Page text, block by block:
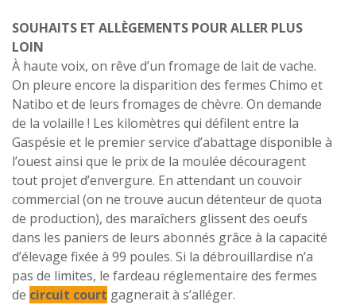
SOUHAITS ET ALLÈGEMENTS POUR ALLER PLUS
LOIN
À haute voix, on rêve d’un fromage de lait de vache.
On pleure encore la disparition des fermes Chimo et
Natibo et de leurs fromages de chèvre. On demande
de la volaille ! Les kilomètres qui défilent entre la
Gaspésie et le premier service d’abattage disponible à
l’ouest ainsi que le prix de la moulée découragent
tout projet d’envergure. En attendant un couvoir
commercial (on ne trouve aucun détenteur de quota
de production), des maraîchers glissent des oeufs
dans les paniers de leurs abonnés grâce à la capacité
d’élevage fixée à 99 poules. Si la débrouillardise n’a
pas de limites, le fardeau réglementaire des fermes
de circuit court gagnerait à s’alléger.